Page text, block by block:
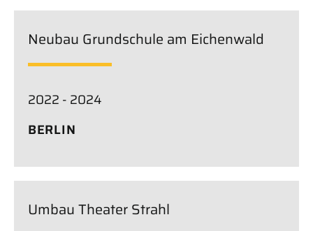
Neubau Grundschule am Eichenwald
2022 - 2024
BERLIN
Umbau Theater Strahl